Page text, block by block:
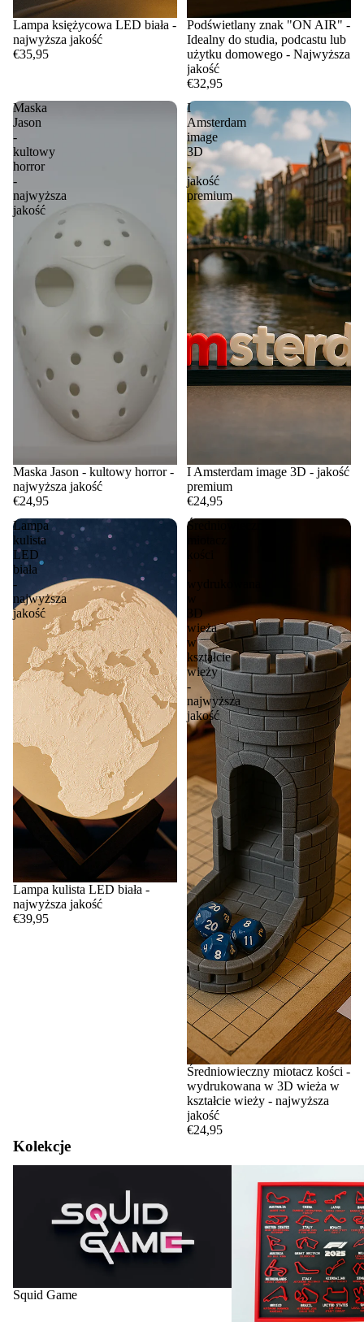
Lampa księżycowa LED biała -
najwyższa jakość
€35,95
Podświetlany znak "ON AIR" -
Idealny do studia, podcastu lub
użytku domowego - Najwyższa
jakość
€32,95
Maska
Jason
-
kultowy
horror
-
najwyższa
jakość
Maska Jason - kultowy horror -
najwyższa jakość
€24,95
I
Amsterdam
image
3D
-
jakość
premium
I Amsterdam image 3D - jakość
premium
€24,95
Lampa
kulista
LED
biała
-
najwyższa
jakość
Lampa kulista LED biała -
najwyższa jakość
€39,95
Średniowieczny
wydrukowana
3D
wieża
w
kształcie
wieży
-
najwyższa
jakość
Średniowieczny miotacz kości -
wydrukowana w 3D wieża w
kształcie wieży - najwyższa
jakość
€24,95
Kolekcje
Squid Game